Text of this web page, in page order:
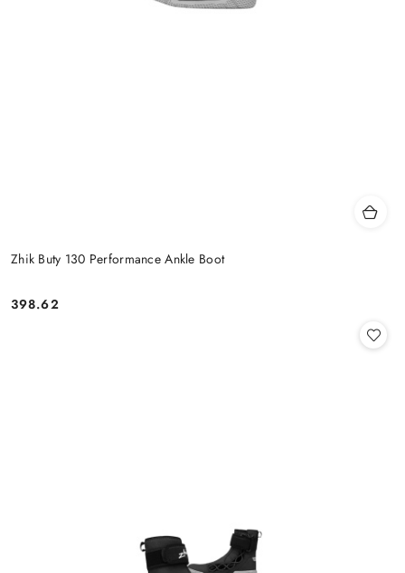
Zhik Buty 130 Performance Ankle Boot
Cena:
398.62